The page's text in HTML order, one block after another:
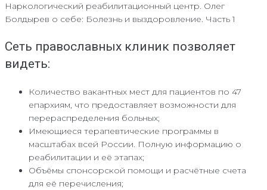
Наркологический реабилитационный центр. Олег
Болдырев о себе: Болезнь и выздоровление. Часть 1
Сеть православных клиник позволяет
видеть:
Количество вакантных мест для пациентов по 47
епархиям, что предоставляет возможности для
перераспределения больных;
Имеющиеся терапевтические программы в
масштабах всей России. Полную информацию о
реабилитации и её этапах;
Объёмы спонсорской помощи и расчётные счета
для её перечисления;